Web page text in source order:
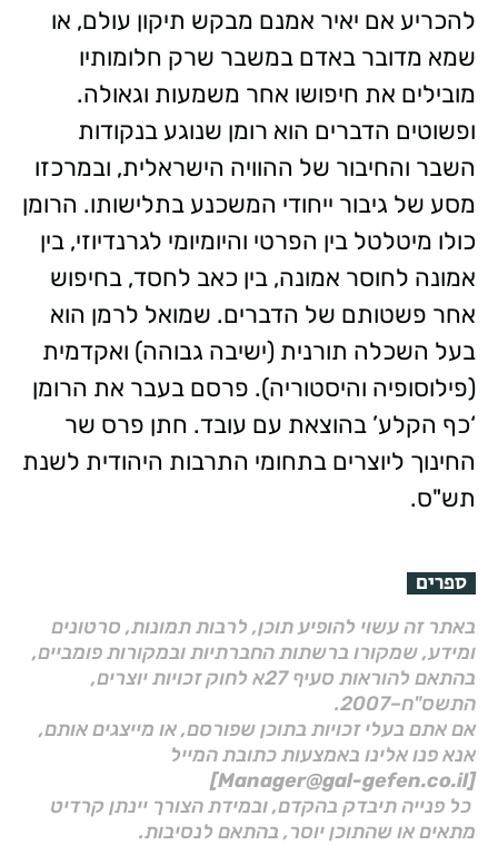
להכריע אם יאיר אמנם מבקש תיקון עולם, או
שמא מדובר באדם במשבר שרק חלומותיו
מובילים את חיפושו אחר משמעות וגאולה.
ופשוטים הדברים הוא רומן שנוגע בנקודות
השבר והחיבור של ההוויה הישראלית, ובמרכזו
מסע של גיבור ייחודי המשכנע בתלישותו. הרומן
כולו מיטלטל בין הפרטי והיומיומי לגרנדיוזי, בין
אמונה לחוסר אמונה, בין כאב לחסד, בחיפוש
אחר פשטותם של הדברים. שמואל לרמן הוא
בעל השכלה תורנית (ישיבה גבוהה) ואקדמית
(פילוסופיה והיסטוריה). פרסם בעבר את הרומן
‘כף הקלע’ בהוצאת עם עובד. חתן פרס שר
החינוך ליוצרים בתחומי התרבות היהודית לשנת
תש"ס.
ספרים
באתר זה עשוי להופיע תוכן, לרבות תמונות, סרטונים
ומידע, שמקורו ברשתות החברתיות ובמקורות פומביים,
בהתאם להוראות סעיף 27א לחוק זכויות יוצרים,
התשס"ח–2007.
אם אתם בעלי זכויות בתוכן שפורסם, או מייצגים אותם,
אנא פנו אלינו באמצעות כתובת המייל
[Manager@gal-gefen.co.il]
כל פנייה תיבדק בהקדם, ובמידת הצורך יינתן קרדיט
מתאים או שהתוכן יוסר, בהתאם לנסיבות.